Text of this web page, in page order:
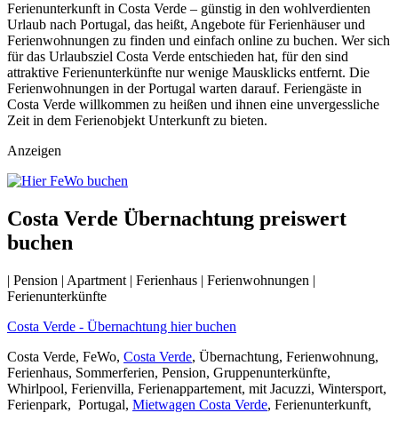
Ferienunterkunft in Costa Verde – günstig in den wohlverdienten
Urlaub nach Portugal, das heißt, Angebote für Ferienhäuser und
Ferienwohnungen zu finden und einfach online zu buchen. Wer sich
für das Urlaubsziel Costa Verde entschieden hat, für den sind
attraktive Ferienunterkünfte nur wenige Mausklicks entfernt. Die
Ferienwohnungen in der Portugal warten darauf. Feriengäste in
Costa Verde willkommen zu heißen und ihnen eine unvergessliche
Zeit in dem Ferienobjekt Unterkunft zu bieten.
Anzeigen
Costa Verde Übernachtung preiswert
buchen
| Pension | Apartment | Ferienhaus | Ferienwohnungen |
Ferienunterkünfte
Costa Verde - Übernachtung hier buchen
Costa Verde, FeWo, Costa Verde, Übernachtung, Ferienwohnung,
Ferienhaus, Sommerferien, Pension, Gruppenunterkünfte,
Whirlpool, Ferienvilla, Ferienappartement, mit Jacuzzi, Wintersport,
Ferienpark, Portugal, Mietwagen Costa Verde, Ferienunterkunft,